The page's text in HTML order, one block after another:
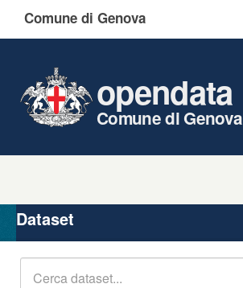
Comune di Genova
opendata
Comune di Genova
Organizzazioni
Gruppi
Dataset